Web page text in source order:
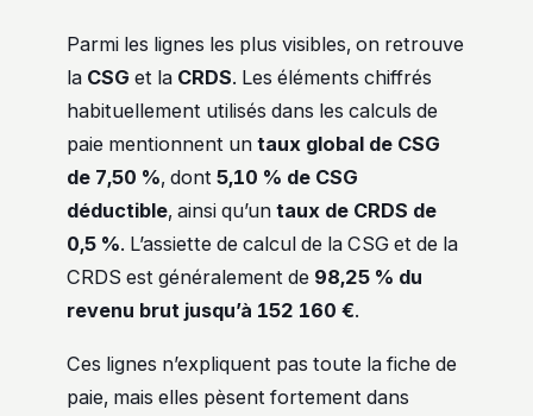
Parmi les lignes les plus visibles, on retrouve
la CSG et la CRDS. Les éléments chiffrés
habituellement utilisés dans les calculs de
paie mentionnent un taux global de CSG
de 7,50 %, dont 5,10 % de CSG
déductible, ainsi qu’un taux de CRDS de
0,5 %. L’assiette de calcul de la CSG et de la
CRDS est généralement de 98,25 % du
revenu brut jusqu’à 152 160 €.
Ces lignes n’expliquent pas toute la fiche de
paie, mais elles pèsent fortement dans